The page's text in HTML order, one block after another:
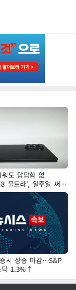
도 답답함 없
울트라', 일주일 써보
시 상승 마감…S&P
닥 1.3%↑